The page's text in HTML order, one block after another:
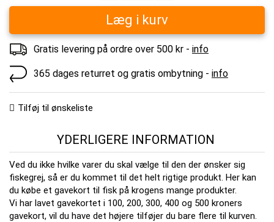
Læg i kurv
Gratis levering på ordre over 500 kr - info
365 dages returret og gratis ombytning - info
Tilføj til ønskeliste
YDERLIGERE INFORMATION
Ved du ikke hvilke varer du skal vælge til den der ønsker sig
fiskegrej, så er du kommet til det helt rigtige produkt. Her kan
du købe et gavekort til fisk på krogens mange produkter.
Vi har lavet gavekortet i 100, 200, 300, 400 og 500 kroners
gavekort, vil du have det højere tilføjer du bare flere til kurven.